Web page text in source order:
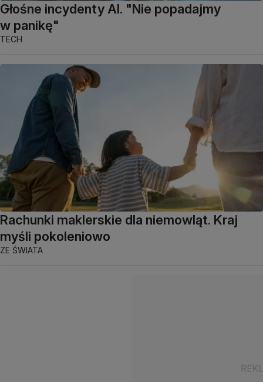
Głośne incydenty AI. "Nie popadajmy
w panikę"
TECH
Rachunki maklerskie dla niemowląt. Kraj
myśli pokoleniowo
ZE ŚWIATA